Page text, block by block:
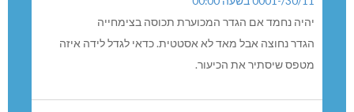
יהיה נחמד אם הגדר המכוערת תכוסה בצימחייה
הגדר נחוצה אבל מאד לא אסטטית. כדאי לגדל לידה איזה
מטפס שיסתיר את הכיעור.